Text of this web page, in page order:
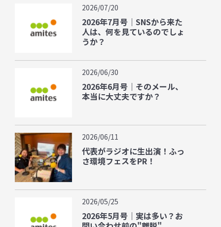
2026/07/20
2026年7月号｜SNSから来た
人は、何を見ているのでしょ
うか？
2026/06/30
2026年6月号｜そのメール、
本当に大丈夫ですか？
2026/06/11
代表がラジオに生出演！ふっ
さ環境フェスをPR！
2026/05/25
2026年5月号｜実は多い？お